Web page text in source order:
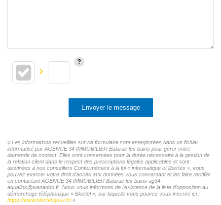
Envoyer le message
« Les informations recueillies sur ce formulaire sont enregistrées dans un fichier
informatisé par AGENCE 34 IMMOBILIER Balaruc les bains pour gérer votre
demande de contact. Elles sont conservées pour la durée nécessaire à la gestion de
la relation client dans le respect des prescriptions légales applicables et sont
destinées à nos conseillers Conformément à la loi « informatique et libertés », vous
pouvez exercer votre droit d'accès aux données vous concernant et les faire rectifier
en contactant AGENCE 34 IMMOBILIER Balaruc les bains ag34-
aqualios@wanadoo.fr. Nous vous informons de l'existence de la liste d'opposition au
démarchage téléphonique « Bloctel », sur laquelle vous pouvez vous inscrire ici :
https://www.bloctel.gouv.fr/»